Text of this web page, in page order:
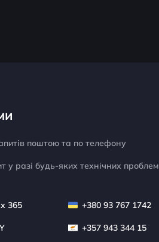
поштою та по телефону
у разі будь-яких технічних проблем
365 +380 93 767 1742
+357 943 344 15